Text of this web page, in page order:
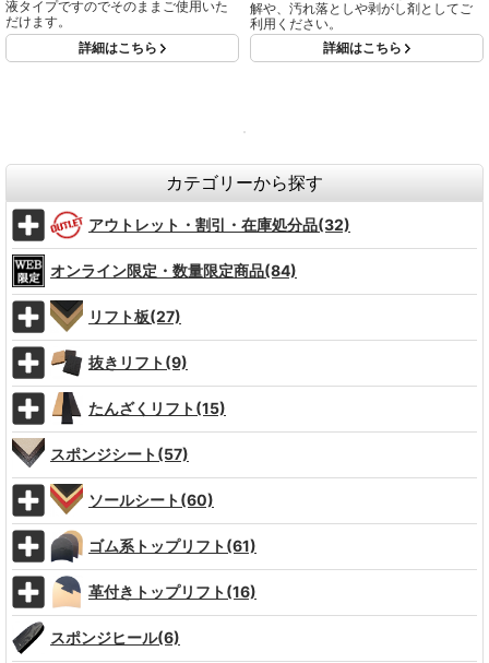
液タイプですのでそのままご使用いた
だけます。
詳細はこちら
解や、汚れ落としや剥がし剤としてご
利用ください。
詳細はこちら
カテゴリーから探す
アウトレット・割引・在庫処分品(32)
オンライン限定・数量限定商品(84)
リフト板(27)
抜きリフト(9)
たんざくリフト(15)
スポンジシート(57)
ソールシート(60)
ゴム系トップリフト(61)
革付きトップリフト(16)
スポンジヒール(6)